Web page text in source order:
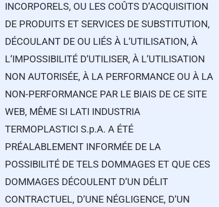
INCORPORELS, OU LES COÛTS D’ACQUISITION
DE PRODUITS ET SERVICES DE SUBSTITUTION,
DÉCOULANT DE OU LIÉS À L’UTILISATION, À
L’IMPOSSIBILITÉ D’UTILISER, À L’UTILISATION
NON AUTORISÉE, À LA PERFORMANCE OU À LA
NON-PERFORMANCE PAR LE BIAIS DE CE SITE
WEB, MÊME SI LATI INDUSTRIA
TERMOPLASTICI S.p.A. A ÉTÉ
PRÉALABLEMENT INFORMÉE DE LA
POSSIBILITÉ DE TELS DOMMAGES ET QUE CES
DOMMAGES DÉCOULENT D’UN DÉLIT
CONTRACTUEL, D’UNE NÉGLIGENCE, D’UN